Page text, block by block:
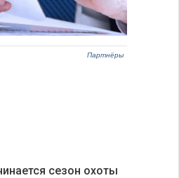
Партнёры
сезон охоты